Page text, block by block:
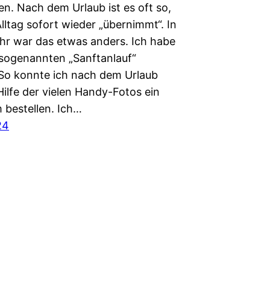
Nach dem Urlaub ist es oft so,
sofort wieder „übernimmt“. In
war das etwas anders. Ich habe
„Sanftanlauf“
konnte ich nach dem Urlaub
der vielen Handy-Fotos ein
bestellen. Ich…